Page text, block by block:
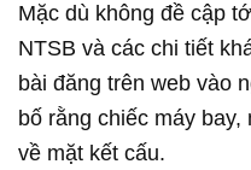
Mặc dù không đề cập
NTSB và các chi tiết
bài đăng trên web vào
bố rằng chiếc máy
về mặt kết cấu.